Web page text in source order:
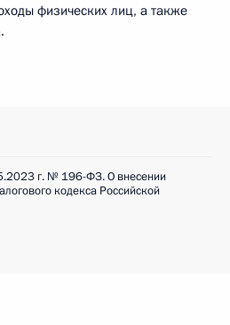
физических лиц, а также
г. № 196-ФЗ. О внесении
кодекса Российской